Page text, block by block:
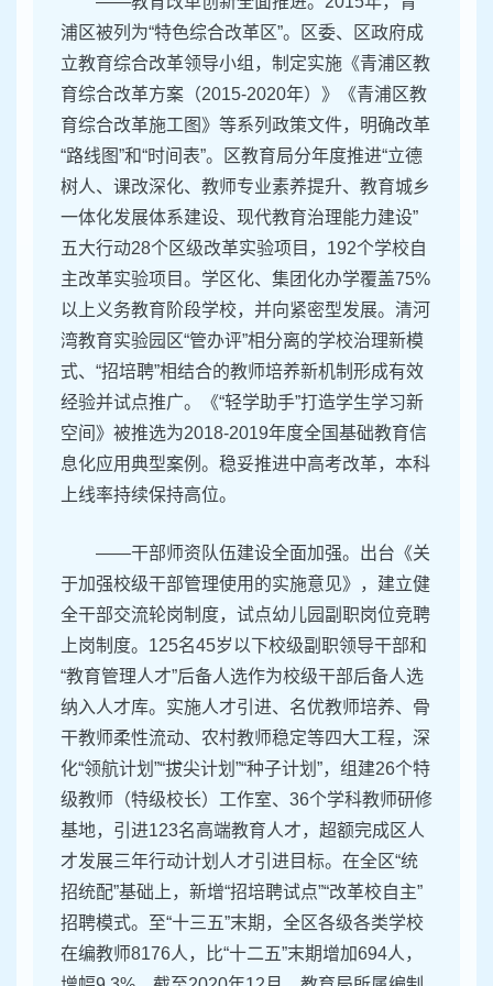
浦区被列为“特色综合改革区”。区委、区政府成
立教育综合改革领导小组，制定实施《青浦区教
育综合改革方案（2015-2020年）》《青浦区教
育综合改革施工图》等系列政策文件，明确改革
“路线图”和“时间表”。区教育局分年度推进“立德
树人、课改深化、教师专业素养提升、教育城乡
一体化发展体系建设、现代教育治理能力建设”
五大行动28个区级改革实验项目，192个学校自
主改革实验项目。学区化、集团化办学覆盖75%
以上义务教育阶段学校，并向紧密型发展。清河
湾教育实验园区“管办评”相分离的学校治理新模
式、“招培聘”相结合的教师培养新机制形成有效
经验并试点推广。《“轻学助手”打造学生学习新
空间》被推选为2018-2019年度全国基础教育信
息化应用典型案例。稳妥推进中高考改革，本科
上线率持续保持高位。
——干部师资队伍建设全面加强。出台《关
于加强校级干部管理使用的实施意见》，建立健
全干部交流轮岗制度，试点幼儿园副职岗位竞聘
上岗制度。125名45岁以下校级副职领导干部和
“教育管理人才”后备人选作为校级干部后备人选
纳入人才库。实施人才引进、名优教师培养、骨
干教师柔性流动、农村教师稳定等四大工程，深
化“领航计划”“拔尖计划”“种子计划”，组建26个特
级教师（特级校长）工作室、36个学科教师研修
基地，引进123名高端教育人才，超额完成区人
才发展三年行动计划人才引进目标。在全区“统
招统配”基础上，新增“招培聘试点”“改革校自主”
招聘模式。至“十三五”末期，全区各级各类学校
在编教师8176人，比“十二五”末期增加694人，